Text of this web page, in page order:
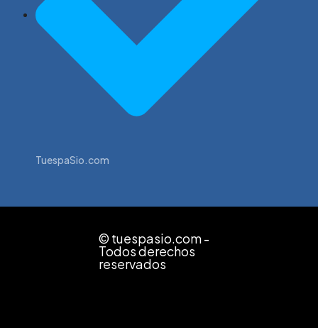
TuespaSio.com
© tuespasio.com -
Todos derechos
reservados